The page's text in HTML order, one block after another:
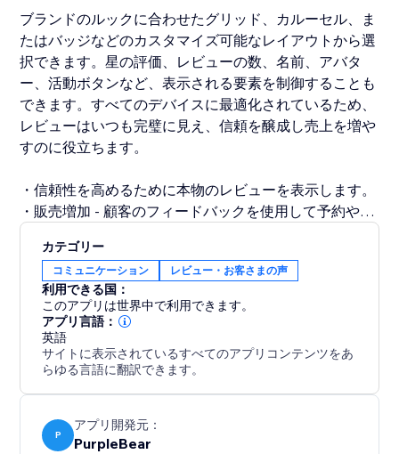
ブランドのルックに合わせたグリッド、カルーセル、ま
たはバッジなどのカスタマイズ可能なレイアウトから選
択できます。星の評価、レビューの数、名前、アバタ
ー、活動ボタンなど、表示される要素を制御することも
できます。すべてのデバイスに最適化されているため、
レビューはいつも完璧に見え、信頼を醸成し売上を増や
すのに役立ちます。
・信頼性を高めるために本物のレビューを表示します。
・販売増加 - 顧客のフィードバックを使用して予約や購
・SEOの向上 - 新しいユーザー生成コンテンツは検索順
位を向上させることができます。
・エンゲージメントの向上 - 目を引くテスティモニアル
表示で訪問者を魅了します。
今日からFacebookのレビューを表示し、顧客のフィー
ドバックを売上に変えましょう。
カテゴリー
コミュニケーション レビュー・お客さまの声
利用できる国：
このアプリは世界中で利用できます。
アプリ言語：
英語
サイトに表示されているすべてのアプリコンテンツをあ
らゆる言語に翻訳できます。
P
アプリ開発元：
PurpleBear